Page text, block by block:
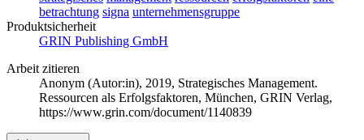
betrachtung signa unternehmensgruppe
Produktsicherheit
GRIN Publishing GmbH
Arbeit zitieren
Anonym (Autor:in), 2019, Strategisches Management.
Ressourcen als Erfolgsfaktoren, München, GRIN Verlag,
https://www.grin.com/document/1140839